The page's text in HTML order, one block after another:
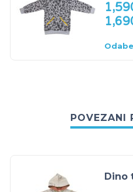
POVEZANI
Dino